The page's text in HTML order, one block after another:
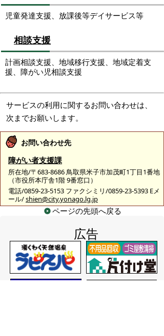
児童発達支援、放課後等デイサービス等
相談支援
計画相談支援、地域移行支援、地域定着支
援、障がい児相談支援
サービスの利用に関するお問い合わせは、
次までお願いします。
お問い合わせ先
障がい者支援課
所在地/〒683-8686 鳥取県米子市加茂町1丁目1番地
（市役所本庁舎1階 9番窓口）
電話/0859-23-5153 ファクシミリ/0859-23-5393 Eメ
ール/shien@city.yonago.lg.jp
ページの先頭へ戻る
広告